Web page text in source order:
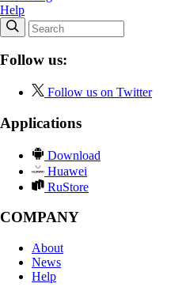
Help
Follow us:
Follow us on Twitter
Applications
Download
Huawei
RuStore
COMPANY
About
News
Help